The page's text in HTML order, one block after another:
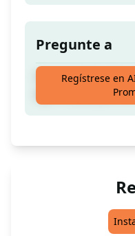
Pregunte a
Crea la mejor
optimizada para
Regístrese en